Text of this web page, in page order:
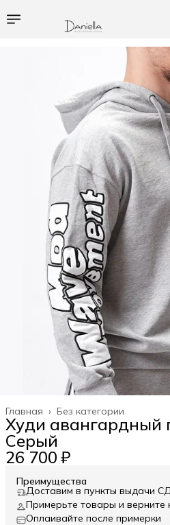
Без категории
Главная ›
Худи авангардный
Серый
26 700 ₽
Преимущества
Доставим в пункты выдачи
Примерьте товары и верните
Оплаивайте после примерки